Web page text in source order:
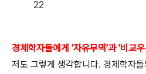
22
경제학자들에게 '자유무역'과 '비교
저도 그렇게 생각합니다. 경제학자